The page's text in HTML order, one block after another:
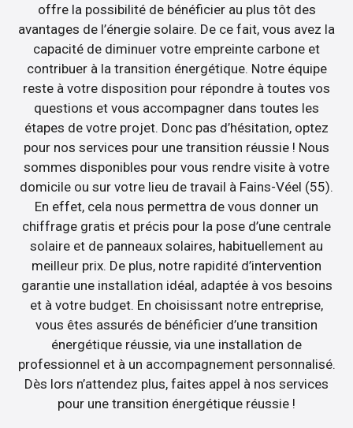
offre la possibilité de bénéficier au plus tôt des
avantages de l’énergie solaire. De ce fait, vous avez la
capacité de diminuer votre empreinte carbone et
contribuer à la transition énergétique. Notre équipe
reste à votre disposition pour répondre à toutes vos
questions et vous accompagner dans toutes les
étapes de votre projet. Donc pas d’hésitation, optez
pour nos services pour une transition réussie ! Nous
sommes disponibles pour vous rendre visite à votre
domicile ou sur votre lieu de travail à Fains-Véel (55).
En effet, cela nous permettra de vous donner un
chiffrage gratis et précis pour la pose d’une centrale
solaire et de panneaux solaires, habituellement au
meilleur prix. De plus, notre rapidité d’intervention
garantie une installation idéal, adaptée à vos besoins
et à votre budget. En choisissant notre entreprise,
vous êtes assurés de bénéficier d’une transition
énergétique réussie, via une installation de
professionnel et à un accompagnement personnalisé.
Dès lors n’attendez plus, faites appel à nos services
pour une transition énergétique réussie !